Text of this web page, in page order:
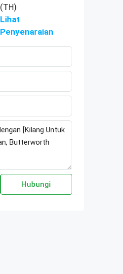
(TH)
Lihat
Penyenaraian
Hubungi